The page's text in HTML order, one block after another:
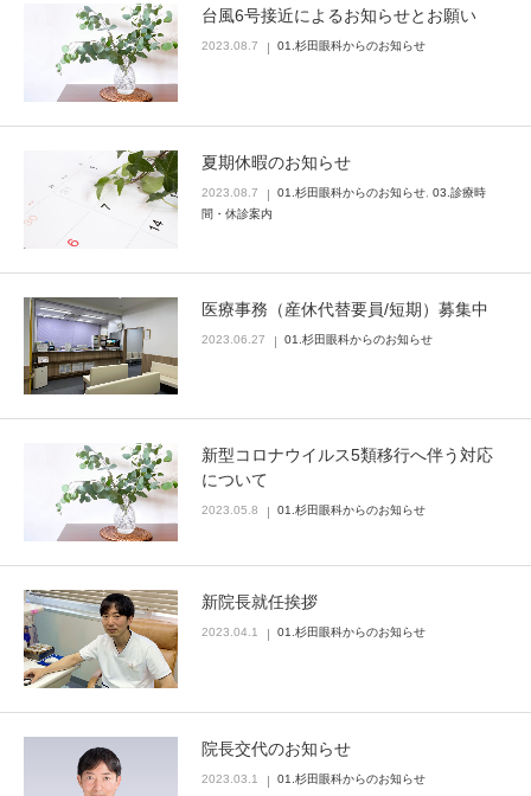
台風6号接近によるお知らせとお願い
2023.08.7 01.杉田眼科からのお知らせ
夏期休暇のお知らせ
2023.08.7 01.杉田眼科からのお知らせ 03.診療時
間・休診案内
医療事務（産休代替要員/短期）募集中
2023.06.27 01.杉田眼科からのお知らせ
新型コロナウイルス5類移行へ伴う対応
について
2023.05.8 01.杉田眼科からのお知らせ
新院長就任挨拶
2023.04.1 01.杉田眼科からのお知らせ
院長交代のお知らせ
2023.03.1 01.杉田眼科からのお知らせ